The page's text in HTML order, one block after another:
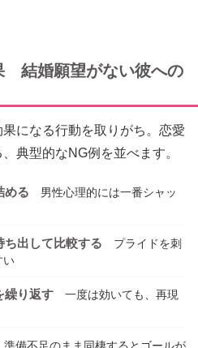
結婚願望がない彼への
になる行動を取りがち。恋愛
典型的なNG例を並べます。
める 男性心理的には一番シャッ
ち出して比較する プライドを刺
い
繰り返す一度は効いても、再現